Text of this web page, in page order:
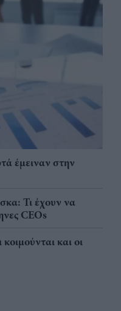
έμειναν στην
Τι έχουν να
CEOs
και οι